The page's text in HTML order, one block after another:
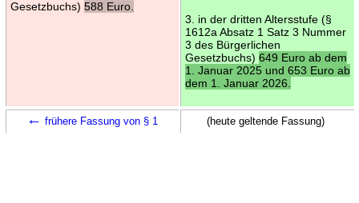
Gesetzbuchs) 588 Euro.
3. in der dritten Altersstufe (§
1612a Absatz 1 Satz 3 Nummer
3 des Bürgerlichen
Gesetzbuchs) 649 Euro ab dem
1. Januar 2025 und 653 Euro ab
dem 1. Januar 2026.
← frühere Fassung von § 1 (heute geltende Fassung)